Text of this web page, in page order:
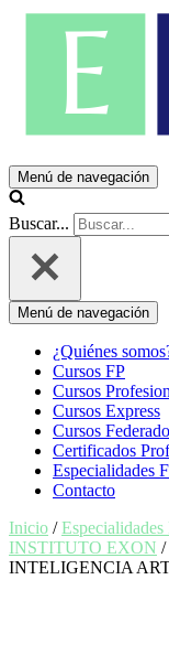
Menú de navegación
Buscar...
Menú de navegación
¿Quiénes
Cursos FP
Cursos
Cursos Express
Cursos
Certificados
Especialidades
Contacto
Inicio /
INSTITUTO EXON /
INTELIGENCIA